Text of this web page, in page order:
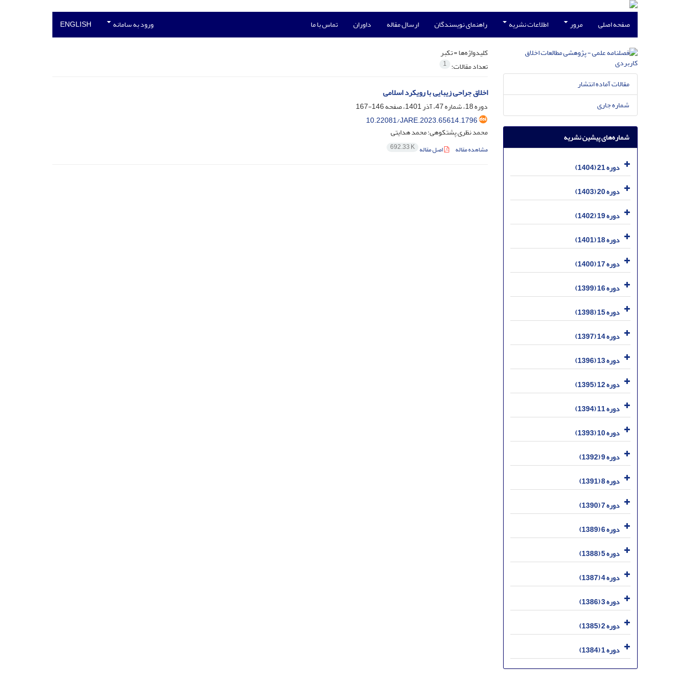
صفحه اصلی مرور اطلاعات نشریه راهنمای نویسندگان ارسال مقاله داوران تماس با ما ورود به سامانه ENGLISH
کلیدواژه‌ها =تکبر
تعداد مقالات: 1
اخلاق جراحی زیبایی با رویکرد اسلامی
دوره 18، شماره 47، آذر 1401، صفحه
146-167
10.22081/JARE.2023.65614.1796
محمد نظری پشتکوهی؛ محمد هدایتی
مشاهده مقاله اصل مقاله 692.33 K
مقالات آماده انتشار
شماره جاری
شماره‌های پیشین نشریه
دوره 21 (1404)
دوره 20 (1403)
دوره 19 (1402)
دوره 18 (1401)
دوره 17 (1400)
دوره 16 (1399)
دوره 15 (1398)
دوره 14 (1397)
دوره 13 (1396)
دوره 12 (1395)
دوره 11 (1394)
دوره 10 (1393)
دوره 9 (1392)
دوره 8 (1391)
دوره 7 (1390)
دوره 6 (1389)
دوره 5 (1388)
دوره 4 (1387)
دوره 3 (1386)
دوره 2 (1385)
دوره 1 (1384)